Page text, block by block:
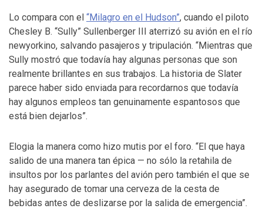
Lo compara con el “Milagro en el Hudson”, cuando el piloto
Chesley B. “Sully” Sullenberger III aterrizó su avión en el río
newyorkino, salvando pasajeros y tripulación. “Mientras que
Sully mostró que todavía hay algunas personas que son
realmente brillantes en sus trabajos. La historia de Slater
parece haber sido enviada para recordarnos que todavía
hay algunos empleos tan genuinamente espantosos que
está bien dejarlos”.
Elogia la manera como hizo mutis por el foro. “El que haya
salido de una manera tan épica — no sólo la retahila de
insultos por los parlantes del avión pero también el que se
hay asegurado de tomar una cerveza de la cesta de
bebidas antes de deslizarse por la salida de emergencia”.